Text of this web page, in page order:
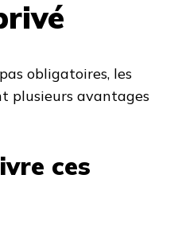
obligatoires, les
plusieurs avantages
ces